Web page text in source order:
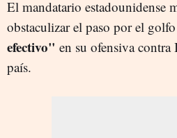
El mandatario estadounidense
obstaculizar el paso por el golfo
efectivo" en su ofensiva contra
país.